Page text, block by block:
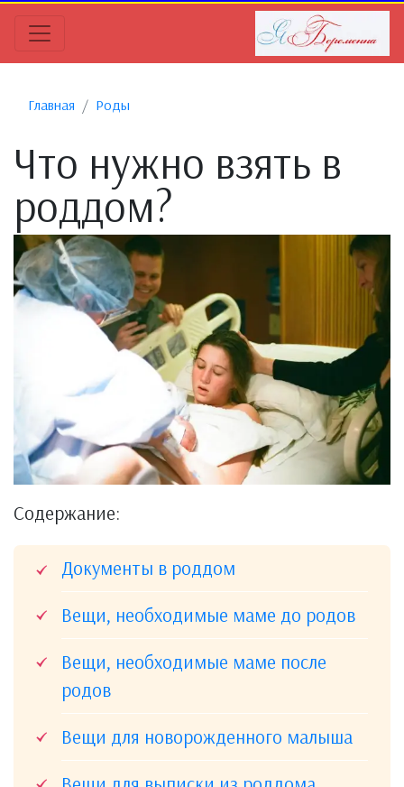
Главная Роды
Что нужно взять в
роддом?
Содержание:
Документы в роддом
Вещи, необходимые маме до родов
Вещи, необходимые маме после
родов
Вещи для новорожденного малыша